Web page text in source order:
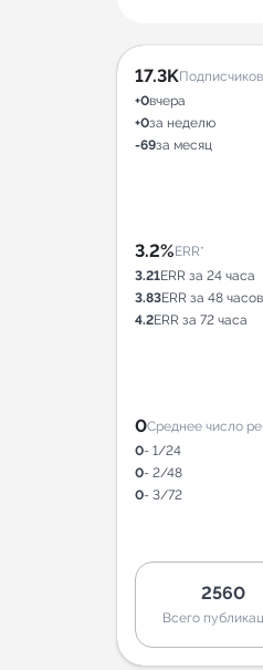
17.3K
+0вчера
+0за неделю
-69за месяц
3.2%ERR*
3.21ERR за 24 часа
3.83ERR за 48 часов
4.2ERR за 72 часа
0Среднее число
0- 1/24
0- 2/48
0- 3/72
2560
Всего